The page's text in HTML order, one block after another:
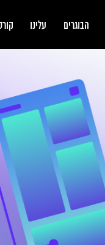
הבוגרים עלינו